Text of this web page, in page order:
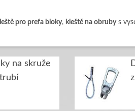
pro prefa bloky, kleště na obrubys
na skruže